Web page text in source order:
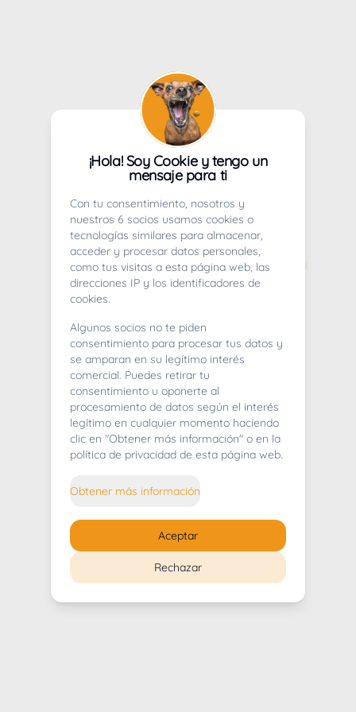
404
Whoops! Lo sentimos mucho.
¡Hola! Soy Cookie y tengo un
mensaje para ti
Con tu consentimiento, nosotros y
nuestros 6 socios usamos cookies o
tecnologías similares para almacenar,
acceder y procesar datos personales,
como tus visitas a esta página web, las
direcciones IP y los identificadores de
cookies.
Algunos socios no te piden
consentimiento para procesar tus datos y
se amparan en su legítimo interés
comercial. Puedes retirar tu
consentimiento u oponerte al
procesamiento de datos según el interés
legítimo en cualquier momento haciendo
clic en "Obtener más información" o en la
política de privacidad de esta página web.
Obtener más información
Rechazar
Aceptar